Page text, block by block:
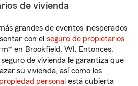
de vivienda
grandes de eventos inesperados
con el seguro de propietarios
en Brookfield, WI. Entonces,
de vivienda le garantiza que
su vivienda, así como los
personal está cubierta